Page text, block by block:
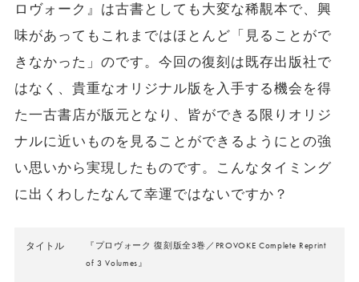
ロヴォーク』は古書としても大変な稀覯本で、興
味があってもこれまではほとんど「見ることがで
きなかった」のです。今回の復刻は既存出版社で
はなく、貴重なオリジナル版を入手する機会を得
た一古書店が版元となり、皆ができる限りオリジ
ナルに近いものを見ることができるようにとの強
い思いから実現したものです。こんなタイミング
に出くわしたなんて幸運ではないですか？
タイトル
『プロヴォーク 復刻版全3巻／PROVOKE Complete Reprint
of 3 Volumes』